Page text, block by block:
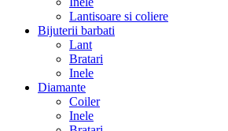
Lantisoare si coliere
Bijuterii barbati
Lant
Bratari
Inele
Diamante
Coiler
Inele